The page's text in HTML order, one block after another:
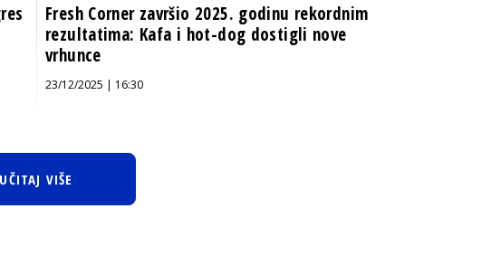
Fresh Corner završio 2025. godinu rekordnim
rezultatima: Kafa i hot-dog dostigli nove
vrhunce
23/12/2025 | 16:30
UČITAJ VIŠE